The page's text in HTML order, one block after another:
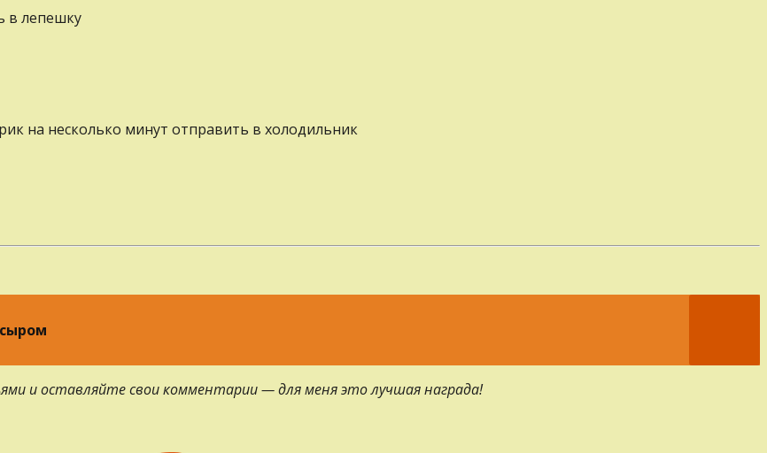
в лепешку
на несколько минут отправить в холодильник
и оставляйте свои комментарии — для меня это лучшая награда!